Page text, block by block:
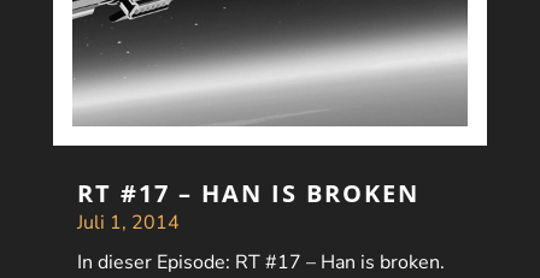
RT #17 – HAN IS BROKEN
Juli 1, 2014
In dieser Episode: RT #17 – Han is broken.